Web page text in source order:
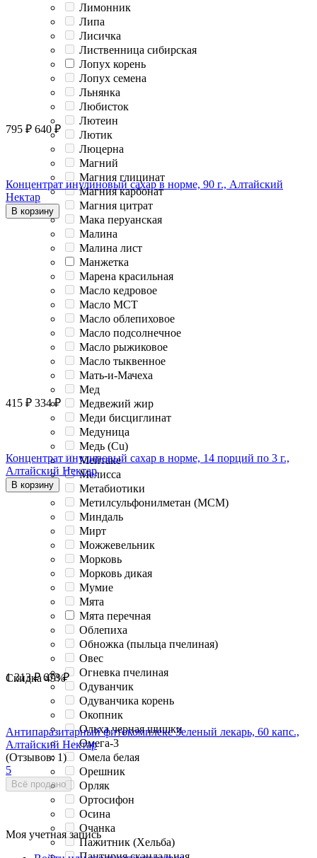
Лимонник
Липа
Лисичка
Лиственница сибирская
Лопух корень
Лопух семена
Льнянка
Любисток
Лютеин
Лютик
Люцерна
Магний
Магния глицинат
Магния карбонат
Магния цитрат
Мака перуанская
Малина
Малина лист
Манжетка
Марена красильная
Масло кедровое
Масло МСТ
Масло облепиховое
Масло подсолнечное
Масло рыжиковое
Масло тыквенное
Мать-и-Мачеха
Мед
Медвежий жир
Меди бисциглинат
Медуница
Медь (Cu)
Мейтаке
Мелисса
Метабиотики
Метилсульфонилметан (МСМ)
Миндаль
Мирт
Можжевельник
Морковь
Морковь дикая
Мумие
Мята
Мята перечная
Облепиха
Обножка (пыльца пчелиная)
Овес
Огневка пчелиная
Одуванчик
Одуванчика корень
Окопник
Ольха черная шишки
Омега-3
Омела белая
Орешник
Орляк
Ортосифон
Осина
Очанка
Пажитник (Хельба)
795 ₽ 640 ₽
Концентрат инулиновый сахар в норме, 90 г., Алтайский
Нектар
В корзину
415 ₽ 334 ₽
Концентрат инулиновый сахар в норме, 14 порций по 3 г.,
Алтайский Нектар
В корзину
Скидка49%
1 313 ₽ 673 ₽
Антипаразитарный фитокомплекс Зеленый лекарь, 60 капс.,
Алтайский Нектар
(Отзывов: 1)
5
Всё продано
Моя учетная запись